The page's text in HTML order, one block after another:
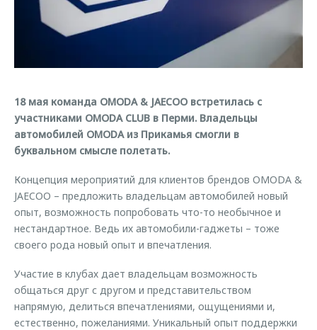
Страхование
Кредитный калькулятор
Оригинальные аксессуары
Запчасти
Калькулятор трейд-ин
Клиентская поддержка
O&J Автоклуб
Клуб владельцев OMODA
Аксессуары
Одежда и сувениры
Запчасти
Обратная связь
18 мая команда OMODA & JAECOO встретилась с
участниками OMODA CLUB в Перми. Владельцы
автомобилей OMODA из Прикамья смогли в
буквальном смысле полетать.
Концепция мероприятий для клиентов брендов OMODA &
JAECOO – предложить владельцам автомобилей новый
опыт, возможность попробовать что-то необычное и
нестандартное. Ведь их автомобили-гаджеты – тоже
своего рода новый опыт и впечатления.
Участие в клубах дает владельцам возможность
общаться друг с другом и представительством
напрямую, делиться впечатлениями, ощущениями и,
естественно, пожеланиями. Уникальный опыт поддержки